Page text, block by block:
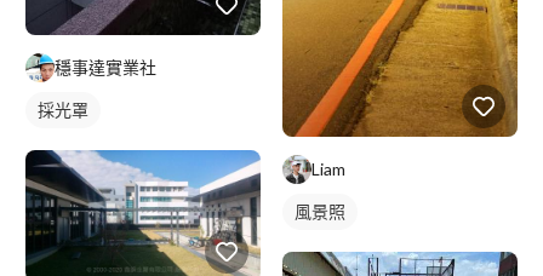
穩事達實業社
採光罩
Liam
風景照